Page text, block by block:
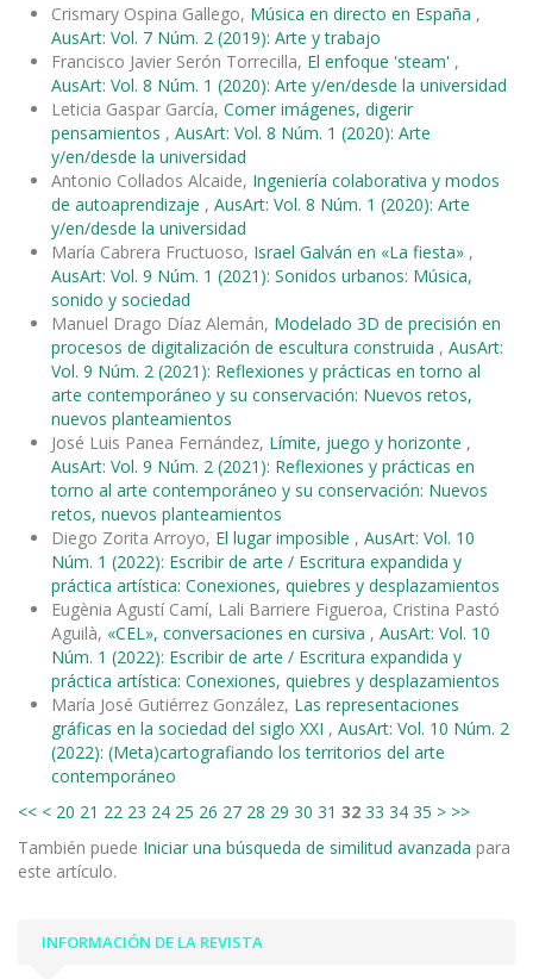
Crismary Ospina Gallego, Música en directo en España ,
AusArt: Vol. 7 Núm. 2 (2019): Arte y trabajo
Francisco Javier Serón Torrecilla, El enfoque 'steam' ,
AusArt: Vol. 8 Núm. 1 (2020): Arte y/en/desde la universidad
Leticia Gaspar García, Comer imágenes, digerir
pensamientos , AusArt: Vol. 8 Núm. 1 (2020): Arte
y/en/desde la universidad
Antonio Collados Alcaide, Ingeniería colaborativa y modos
de autoaprendizaje , AusArt: Vol. 8 Núm. 1 (2020): Arte
y/en/desde la universidad
María Cabrera Fructuoso, Israel Galván en «La fiesta» ,
AusArt: Vol. 9 Núm. 1 (2021): Sonidos urbanos: Música,
sonido y sociedad
Manuel Drago Díaz Alemán, Modelado 3D de precisión en
procesos de digitalización de escultura construida , AusArt:
Vol. 9 Núm. 2 (2021): Reflexiones y prácticas en torno al
arte contemporáneo y su conservación: Nuevos retos,
nuevos planteamientos
José Luis Panea Fernández, Límite, juego y horizonte ,
AusArt: Vol. 9 Núm. 2 (2021): Reflexiones y prácticas en
torno al arte contemporáneo y su conservación: Nuevos
retos, nuevos planteamientos
Diego Zorita Arroyo, El lugar imposible , AusArt: Vol. 10
Núm. 1 (2022): Escribir de arte / Escritura expandida y
práctica artística: Conexiones, quiebres y desplazamientos
Eugènia Agustí Camí, Lali Barriere Figueroa, Cristina Pastó
Aguilà, «CEL», conversaciones en cursiva , AusArt: Vol. 10
Núm. 1 (2022): Escribir de arte / Escritura expandida y
práctica artística: Conexiones, quiebres y desplazamientos
María José Gutiérrez González, Las representaciones
gráficas en la sociedad del siglo XXI , AusArt: Vol. 10 Núm. 2
(2022): (Meta)cartografiando los territorios del arte
contemporáneo
<< < 20 21 22 23 24 25 26 27 28 29 30 31 32 33 34 35 > >>
También puede Iniciar una búsqueda de similitud avanzada para
este artículo.
INFORMACIÓN DE LA REVISTA